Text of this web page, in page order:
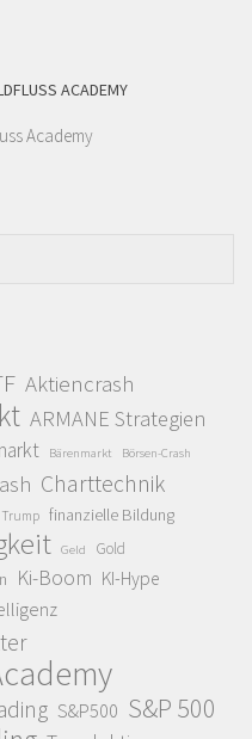
ACADEMY
Aktiencrash
ARMANE Strategien
Bärenmarkt Börsen-Crash
Charttechnik
finanzielle Bildung
Geld Gold
Ki-Boom KI-Hype
S&P500 S&P 500